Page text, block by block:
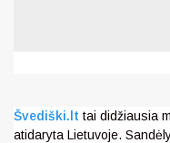
Švediški.lt tai didžiausia
atidaryta Lietuvoje.